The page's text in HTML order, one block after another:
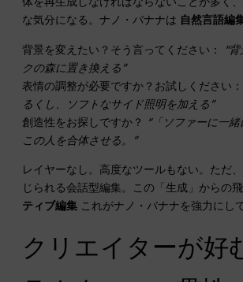
な気分になる。ナノ・バナナは 自然言語編
背景を変えたい？そう言ってください：
“
クの森に置き換える”
表情の調整が必要ですか？お試しください：
るくし、ソフトなサイド照明を加える”
創造性をお探しですか？
“「ソファーに一
この人を合体させる。”
レイヤーなし。高度なツールもない。ただ
じられる会話型編集。この「生成」からの
ティブ編集 これがナノ・バナナを強力にし
クリエイターが好